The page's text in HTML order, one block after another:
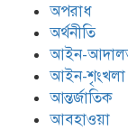
অপরাধ
অর্থনীতি
আইন-
আইন-শৃংখলা
আন্তর্জাতিক
আবহাওয়া